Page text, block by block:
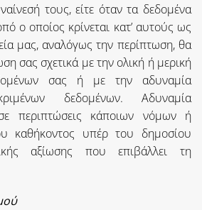
τους, είτε όταν τα δεδομένα
ο οποίος κρίνεται κατ’ αυτούς ως
μας, αναλόγως την περίπτωση, θα
σας σχετικά με την ολική ή μερική
σας ή με την αδυναμία
δεδομένων. Αδυναμία
περιπτώσεις κάποιων νόμων ή
καθήκοντος υπέρ του δημοσίου
αξίωσης που επιβάλλει τη